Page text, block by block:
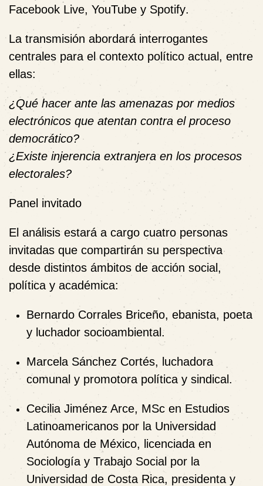
Facebook Live, YouTube y Spotify.
La transmisión abordará interrogantes
centrales para el contexto político actual, entre
ellas:
¿Qué hacer ante las amenazas por medios
electrónicos que atentan contra el proceso
democrático?
¿Existe injerencia extranjera en los procesos
electorales?
Panel invitado
El análisis estará a cargo cuatro personas
invitadas que compartirán su perspectiva
desde distintos ámbitos de acción social,
política y académica:
Bernardo Corrales Briceño, ebanista, poeta
y luchador socioambiental.
Marcela Sánchez Cortés, luchadora
comunal y promotora política y sindical.
Cecilia Jiménez Arce, MSc en Estudios
Latinoamericanos por la Universidad
Autónoma de México, licenciada en
Sociología y Trabajo Social por la
Universidad de Costa Rica, presidenta y